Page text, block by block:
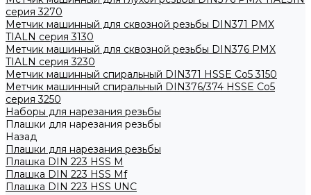
серия 3270
Метчик машинный для сквозной резьбы DIN371 PMX
TIALN серия 3130
Метчик машинный для сквозной резьбы DIN376 PMX
TIALN серия 3230
Метчик машинный спиральный DIN371 HSSE Co5 3150
Метчик машинный спиральный DIN376/374 HSSE Co5
серия 3250
Наборы для нарезания резьбы
Плашки для нарезания резьбы
Назад
Плашки для нарезания резьбы
Плашка DIN 223 HSS M
Плашка DIN 223 HSS Mf
Плашка DIN 223 HSS UNC